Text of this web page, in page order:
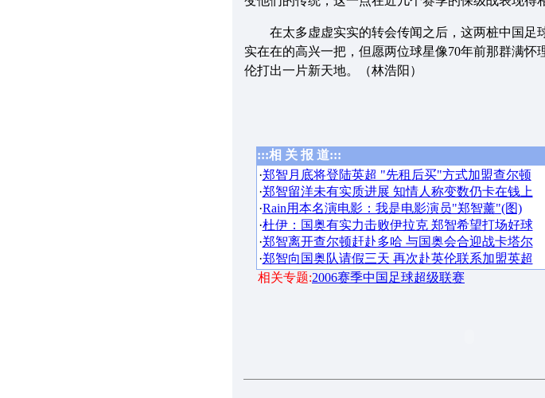
在太多虚虚实实的转会传闻之后，这两桩中国足
实在在的高兴一把，但愿两位球星像70年前那群满怀
伦打出一片新天地。（林浩阳）
:::相 关 报 道:::
·郑智月底将登陆英超 "先租后买"方式加盟查尔顿
·郑智留洋未有实质进展 知情人称变数仍卡在钱上
·Rain用本名演电影：我是电影演员"郑智薰"(图)
·杜伊：国奥有实力击败伊拉克 郑智希望打场好球
·郑智离开查尔顿赶赴多哈 与国奥会合迎战卡塔尔
·郑智向国奥队请假三天 再次赴英伦联系加盟英超
相关专题:2006赛季中国足球超级联赛